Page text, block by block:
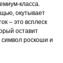
класса.
окутывает
– это всплеск
оставит
роскоши и